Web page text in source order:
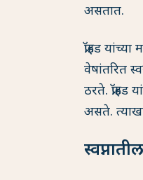
असतात.
फ्रॉइड
वेषांतरित
ठरते.
असते.